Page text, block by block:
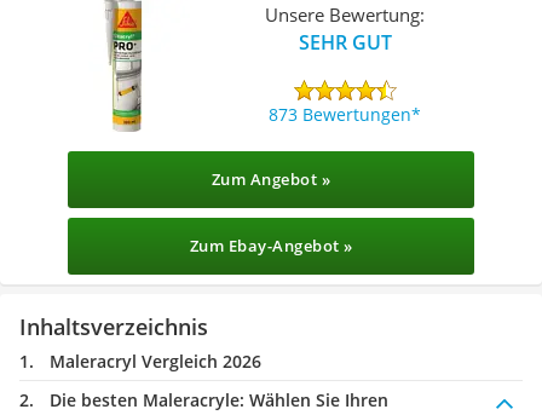
Unsere Bewertung:
SEHR GUT
873 Bewertungen
Zum Angebot »
Zum Ebay-Angebot »
Inhaltsverzeichnis
Maleracryl Vergleich 2026
Die besten Maleracryle: Wählen Sie Ihren